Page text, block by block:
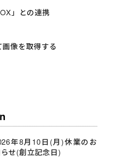
」との連携
像を取得する
年8月10日(月)休業のお
せ(創立記念日)